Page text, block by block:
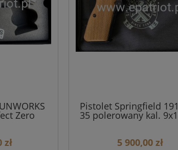
Zero
zł
Pistolet Springfield
35 polerowany kal.
5 900,00 zł